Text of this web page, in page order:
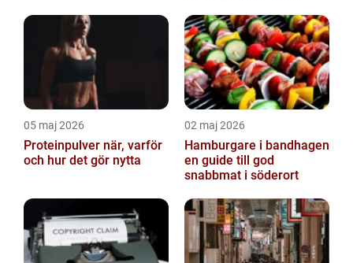
05 maj 2026
Proteinpulver när, varför
och hur det gör nytta
02 maj 2026
Hamburgare i bandhagen
en guide till god
snabbmat i söderort